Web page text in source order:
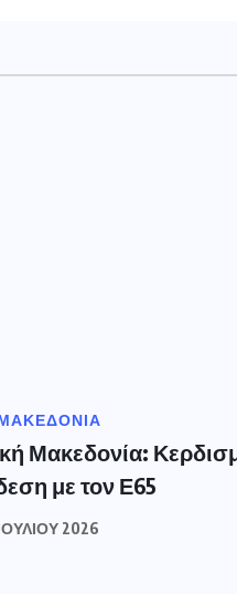
Μακεδονία:
με τον Ε65
2026